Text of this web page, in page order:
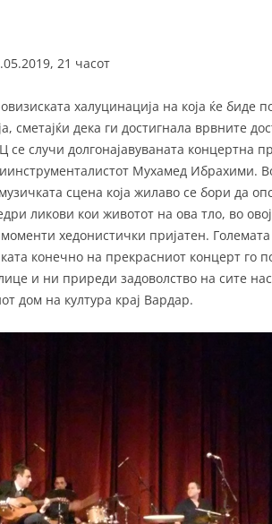
21 часот
халуцинација на која ќе биде
сметајќи дека ги достигнала врвните
се случи долгонајавуваната концертна
Мухамед Ибрахими.
сцена која жилаво се бори да
ликови кои животот на ова тло, во
хедонистички пријатен.
конечно на прекрасниот концерт го
и ни приреди задоволство на сите
дом на култура крај Вардар.